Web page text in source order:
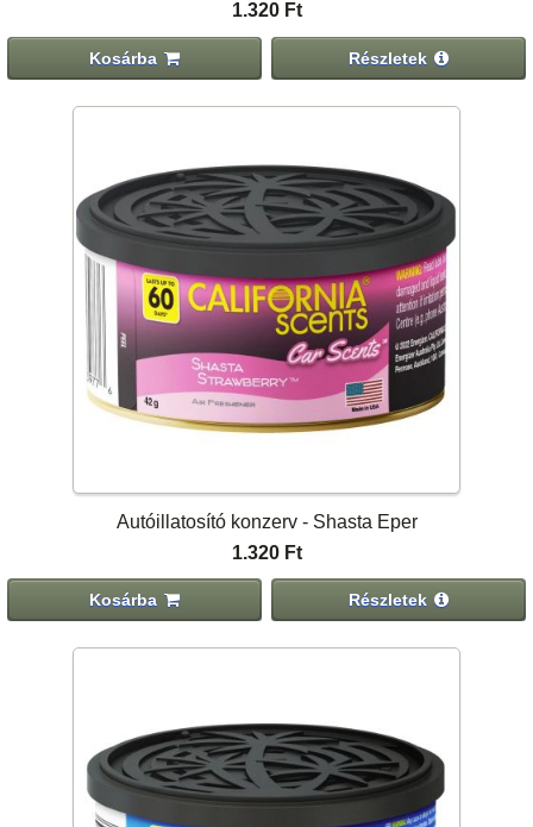
1.320 Ft
Kosárba Részletek
Autóillatosító konzerv - Shasta Eper
1.320 Ft
Kosárba Részletek